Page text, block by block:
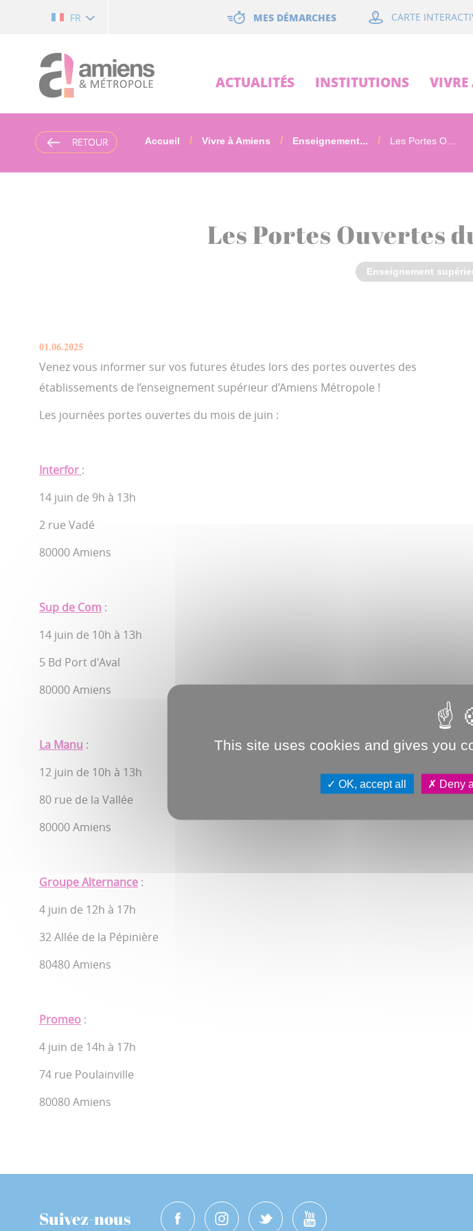
FR MES DÉMARCHES CARTE
ACTUALITÉS INSTITUTIONS
RETOUR
RETOUR Accueil Vivre à Amiens Enseignement... Les Portes O...
Les Portes Ouvertes
Enseignement
01.06.2025
Venez vous informer sur vos futures études lors des portes ouvertes des
établissements de l’enseignement supérieur d’Amiens Métropole !
Les journées portes ouvertes du mois de juin :
Interfor :
14 juin de 9h à 13h
2 rue Vadé
80000 Amiens
Sup de Com :
14 juin de 10h à 13h
5 Bd Port d'Aval
80000 Amiens
La Manu :
12 juin de 10h à 13h
80 rue de la Vallée
80000 Amiens
Groupe Alternance :
4 juin de 12h à 17h
32 Allée de la Pépinière
80480 Amiens
Promeo :
4 juin de 14h à 17h
74 rue Poulainville
80080 Amiens
Suivez-nous
This site uses cookies and gives you
OK, accept all Deny